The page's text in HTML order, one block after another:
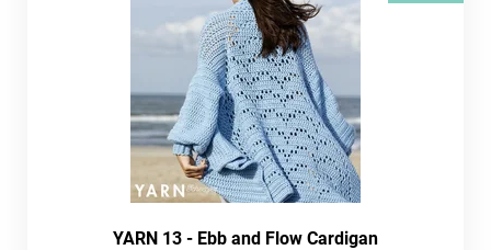
YARN 13 - Ebb and Flow Cardigan